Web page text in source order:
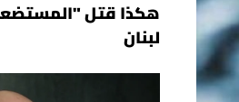
لبنان